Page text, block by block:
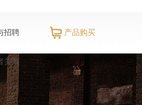
招聘
盟
信息
关系
产品购买